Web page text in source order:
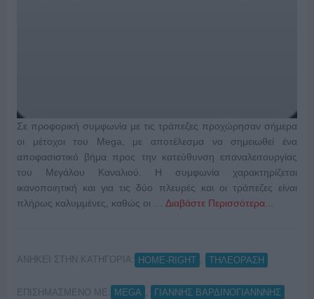
Σε προφορική συμφωνία με τις τράπεζες προχώρησαν σήμερα
οι μέτοχοι του Mega, με αποτέλεσμα να σημειωθεί ένα
αποφασιστικό βήμα προς την κατεύθυνση επαναλειτουργίας
του Μεγάλου Καναλιού. Η συμφωνία χαρακτηρίζεται
ικανοποιητική και για τις δύο πλευρές και οι τράπεζες είναι
πλήρως καλυμμένες, καθώς οι … Διαβάστε Περισσότερα...
ΑΝΗΚΕΙ ΣΤΗΝ ΚΑΤΗΓΟΡΙΑ: HOME-RIGHT ΤΗΛΕΟΡΑΣΗ
ΕΠΙΣΗΜΑΣΜΕΝΟ ΜΕ: MEGA ΓΙΑΝΝΗΣ ΒΑΡΔΙΝΟΓΙΑΝΝΝΗΣ